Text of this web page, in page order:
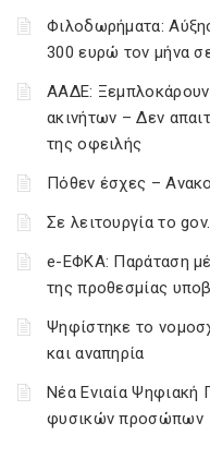
Φιλοδωρήματα:
300 ευρώ τον μήνα
ΑΑΔΕ: Ξεμπλοκάρουν
ακινήτων – Δεν
της οφειλής
Πόθεν έσχες –
Σε λειτουργία το
e-ΕΦΚΑ: Παράταση
της προθεσμίας
Ψηφίστηκε το
και αναπηρία
Νέα Ενιαία
φυσικών προσώπων